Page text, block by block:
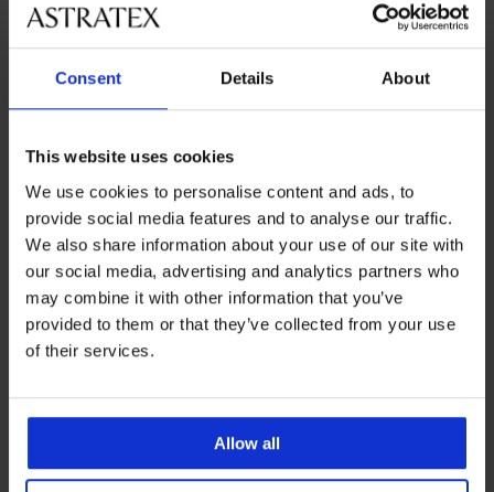
Consent Details About
This website uses cookies
We use cookies to personalise content and ads, to
provide social media features and to analyse our traffic.
We also share information about your use of our site with
our social media, advertising and analytics partners who
may combine it with other information that you’ve
provided to them or that they’ve collected from your use
of their services.
Allow all
Tanktop Shapewear
50,99 €
Tanktop Shapewear Singlet
Astratex
Ysabel Mora Dorina Babell
Die meistgewählten Farben
Beige
Schwarz Weiß mehrfarbig